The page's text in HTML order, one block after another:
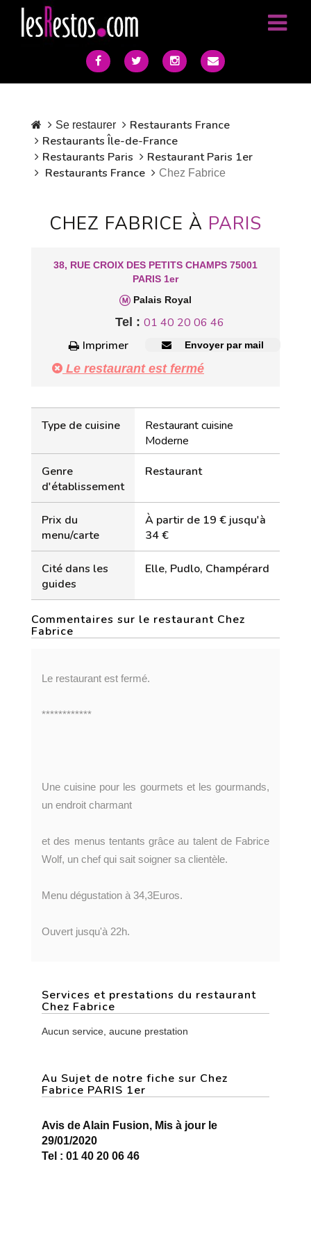
Se restaurer
Restaurants France
Restaurants Île-de-France
Restaurants Paris
Restaurant Paris 1er
Restaurants France
Chez Fabrice
CHEZ FABRICE À PARIS
38, RUE CROIX DES PETITS CHAMPS 75001
PARIS 1er
Palais Royal
Tel : 01 40 20 06 46
Imprimer
Envoyer par mail
Le restaurant est fermé
Type de cuisine
Restaurant cuisine
Moderne
Genre
d'établissement
Restaurant
Prix du
menu/carte
À partir de 19 € jusqu'à
34 €
Cité dans les
guides
Elle, Pudlo, Champérard
Commentaires sur le restaurant Chez
Fabrice
Le restaurant est fermé.
************
Une cuisine pour les gourmets et les gourmands,
un endroit charmant
et des menus tentants grâce au talent de Fabrice
Wolf, un chef qui sait soigner sa clientèle.
Menu dégustation à 34,3Euros.
Ouvert jusqu'à 22h.
Services et prestations du restaurant
Chez Fabrice
Aucun service, aucune prestation
Au Sujet de notre fiche sur Chez
Fabrice PARIS 1er
Avis de Alain Fusion, Mis à jour le
29/01/2020
Tel : 01 40 20 06 46